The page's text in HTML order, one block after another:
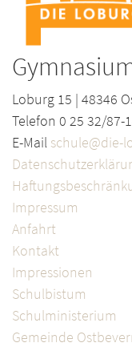
Loburg 15 | 48346
Telefon 0 25 32/87-
E-Mail schule@die-
Impressum
Anfahrt
Kontakt
Impressionen
Schulbistum
Schulministerium
Gemeinde